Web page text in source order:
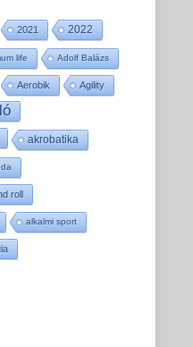
2021 2022
life Adolf Balázs
Aerobik Agility
akrobatika
roll
alkalmi sport